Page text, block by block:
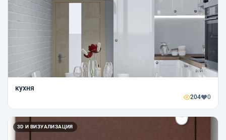
кухня
204 0
3D И ВИЗУАЛИЗАЦИЯ